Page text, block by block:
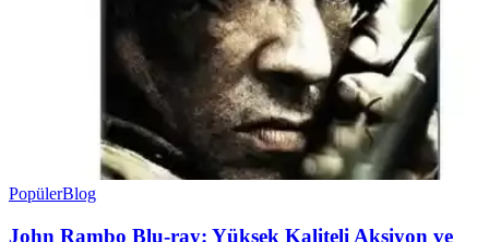
PopülerBlog
John Rambo Blu-ray: Yüksek Kaliteli Aksiyon ve